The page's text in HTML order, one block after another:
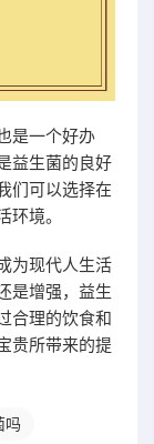
是一个好办
益生菌的良好
们可以选择在
境。
为现代人生活
是增强，益生
合理的饮食和
贵所带来的提
吗